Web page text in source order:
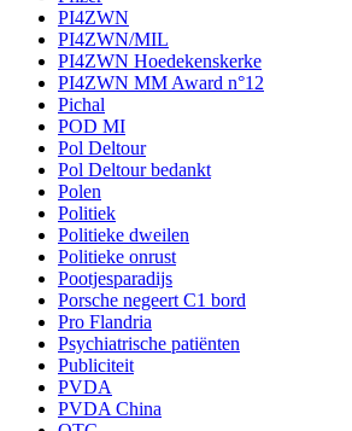
PI4ZWN
PI4ZWN/MIL
PI4ZWN Hoedekenskerke
PI4ZWN MM Award n°12
Pichal
POD MI
Pol Deltour
Pol Deltour bedankt
Polen
Politiek
Politieke dweilen
Politieke onrust
Pootjesparadijs
Porsche negeert C1 bord
Pro Flandria
Psychiatrische patiënten
Publiciteit
PVDA
PVDA China